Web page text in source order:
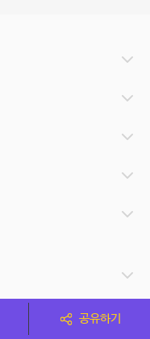
공유하기
자가 아닙니다. 따라서 스페이스클